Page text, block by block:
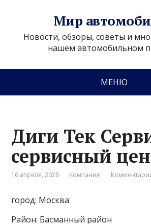
Мир
Новости, обзоры, советы и
нашем автомобильном
МЕНЮ
Диги Тек
сервисный
16 апреля, 2026 Компании
город: Москва
Район: Басманный район